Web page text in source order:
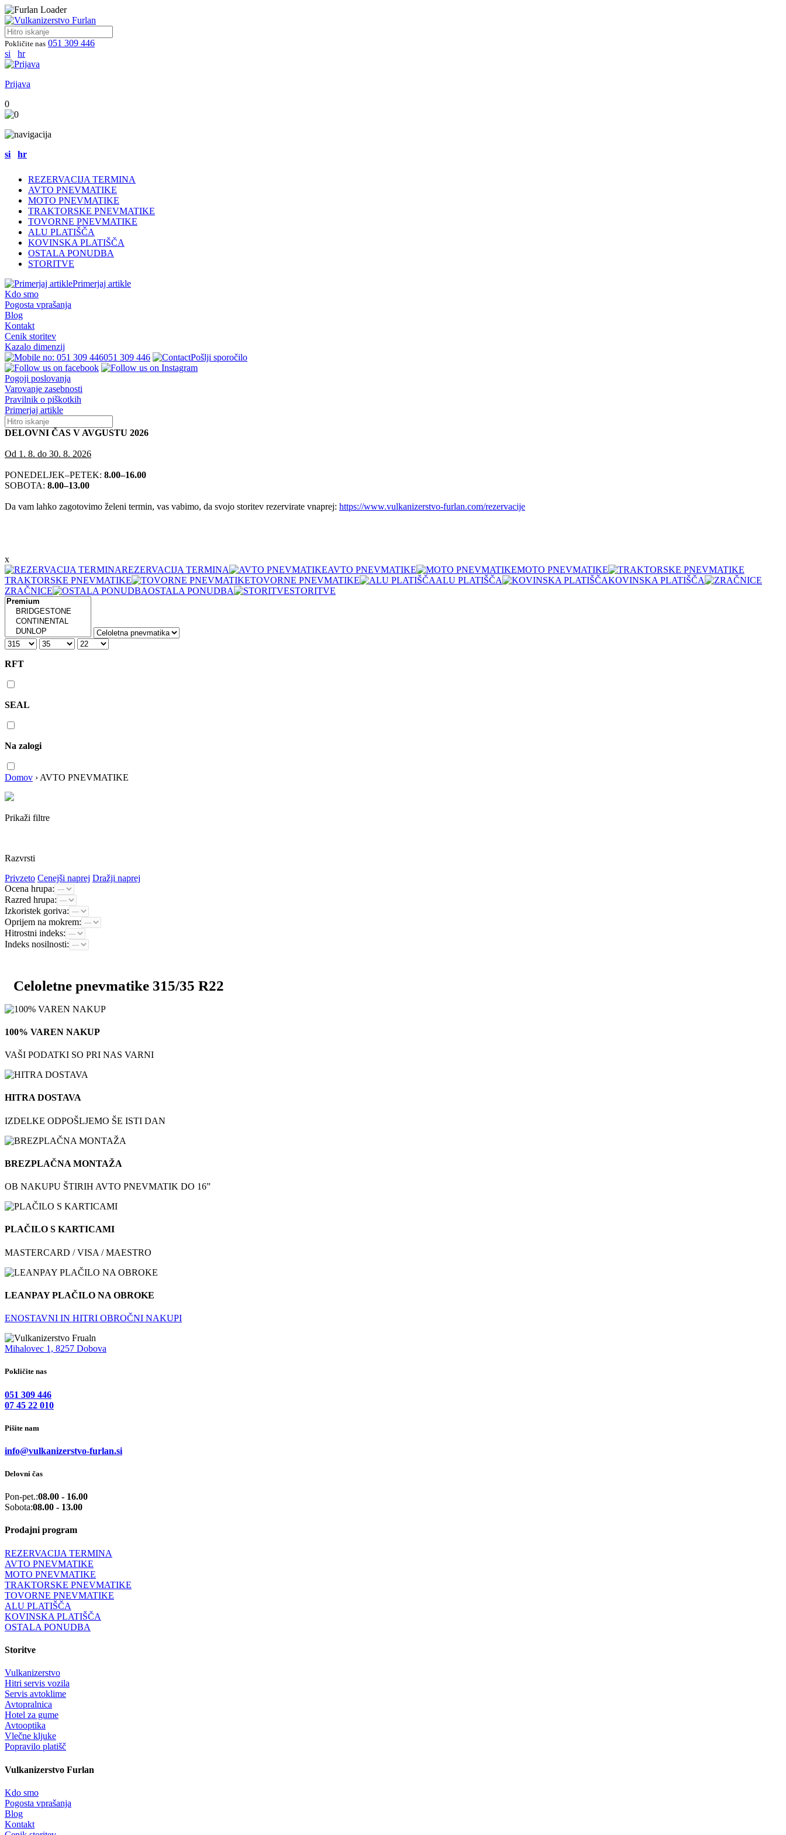
Pokličite nas 051 309 446
si
hr
Prijava
0
si hr
REZERVACIJA TERMINA
AVTO PNEVMATIKE
MOTO PNEVMATIKE
TRAKTORSKE PNEVMATIKE
TOVORNE PNEVMATIKE
ALU PLATIŠČA
KOVINSKA PLATIŠČA
OSTALA PONUDBA
STORITVE
Primerjaj artikle
Kdo smo
Pogosta vprašanja
Blog
Kontakt
Cenik storitev
Kazalo dimenzij
051 309 446
Pošlji sporočilo
Pogoji poslovanja
Varovanje zasebnosti
Pravilnik o piškotkih
Primerjaj artikle
DELOVNI ČAS V AVGUSTU 2026
Od 1. 8. do 30. 8. 2026
PONEDELJEK–PETEK: 8.00–16.00
SOBOTA: 8.00–13.00
Da vam lahko zagotovimo želeni termin, vas vabimo, da svojo storitev rezervirate vnaprej: https://www.vulkanizerstvo-furlan.com/rezervacije
x
REZERVACIJA TERMINA
AVTO PNEVMATIKE
MOTO PNEVMATIKE
TRAKTORSKE PNEVMATIKE
TOVORNE PNEVMATIKE ALU PLATIŠČA
KOVINSKA PLATIŠČA
ZRAČNICE
OSTALA PONUDBA STORITVE
RFT
SEAL
Na zalogi
Domov › AVTO PNEVMATIKE
Prikaži filtre
Razvrsti
Privzeto Cenejši naprej Dražji naprej
Ocena hrupa:
Razred hrupa:
Izkoristek goriva:
Oprijem na mokrem:
Hitrostni indeks:
Indeks nosilnosti:
Celoletne pnevmatike 315/35 R22
100% VAREN NAKUP
VAŠI PODATKI SO PRI NAS VARNI
HITRA DOSTAVA
IZDELKE ODPOŠLJEMO ŠE ISTI DAN
BREZPLAČNA MONTAŽA
OB NAKUPU ŠTIRIH AVTO PNEVMATIK DO 16”
PLAČILO S KARTICAMI
MASTERCARD / VISA / MAESTRO
LEANPAY PLAČILO NA OBROKE
ENOSTAVNI IN HITRI OBROČNI NAKUPI
Mihalovec 1, 8257 Dobova
Pokličite nas
051 309 446
07 45 22 010
Pišite nam
info@vulkanizerstvo-furlan.si
Delovni čas
Pon-pet.:08.00 - 16.00
Sobota:08.00 - 13.00
Prodajni program
REZERVACIJA TERMINA
AVTO PNEVMATIKE
MOTO PNEVMATIKE
TRAKTORSKE PNEVMATIKE
TOVORNE PNEVMATIKE
ALU PLATIŠČA
KOVINSKA PLATIŠČA
OSTALA PONUDBA
Storitve
Vulkanizerstvo
Hitri servis vozila
Servis avtoklime
Avtopralnica
Hotel za gume
Avtooptika
Vlečne kljuke
Popravilo platišč
Vulkanizerstvo Furlan
Kdo smo
Pogosta vprašanja
Blog
Kontakt